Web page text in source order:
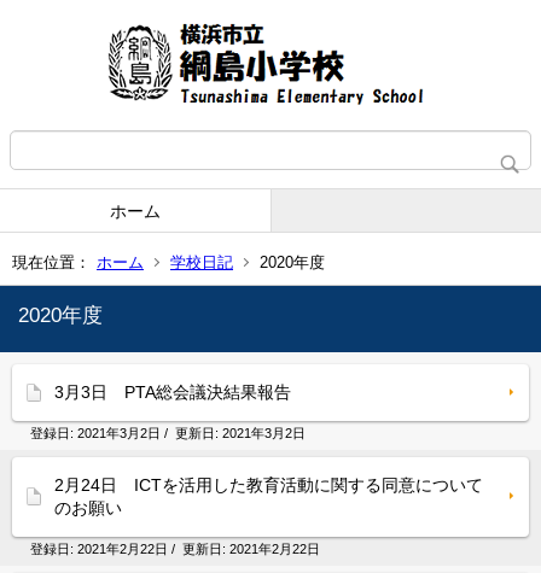
ホーム
現在位置： ホーム 学校日記 2020年度
2020年度
3月3日 PTA総会議決結果報告
登録日: 2021年3月2日 / 更新日: 2021年3月2日
2月24日 ICTを活用した教育活動に関する同意について
のお願い
登録日: 2021年2月22日 / 更新日: 2021年2月22日